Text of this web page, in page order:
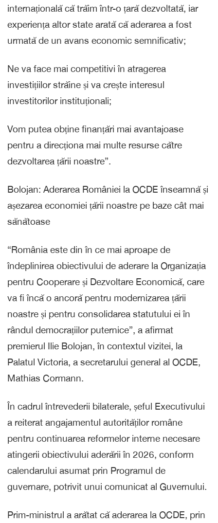
internațională că trăim într-o țară dezvoltată, iar
experiența altor state arată că aderarea a fost
urmată de un avans economic semnificativ;
Ne va face mai competitivi în atragerea
investițiilor străine și va crește interesul
investitorilor instituționali;
Vom putea obține finanțări mai avantajoase
pentru a direcționa mai multe resurse către
dezvoltarea țării noastre”.
Bolojan: Aderarea României la OCDE înseamnă și
așezarea economiei țării noastre pe baze cât mai
sănătoase
“România este din în ce mai aproape de
îndeplinirea obiectivului de aderare la Organizația
pentru Cooperare și Dezvoltare Economică, care
va fi încă o ancoră pentru modernizarea țării
noastre și pentru consolidarea statutului ei în
rândul democrațiilor puternice”, a afirmat
premierul Ilie Bolojan, în contextul vizitei, la
Palatul Victoria, a secretarului general al OCDE,
Mathias Cormann.
În cadrul întrevederii bilaterale, șeful Executivului
a reiterat angajamentul autorităților române
pentru continuarea reformelor interne necesare
atingerii obiectivului aderării în 2026, conform
calendarului asumat prin Programul de
guvernare, potrivit unui comunicat al Guvernului.
Prim-ministrul a arătat că aderarea la OCDE, prin